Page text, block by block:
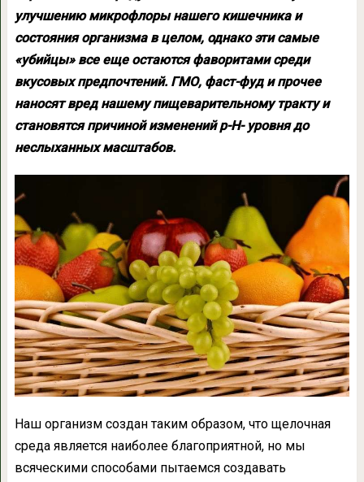
улучшению микрофлоры нашего кишечника и
состояния организма в целом, однако эти самые
«убийцы» все еще остаются фаворитами среди
вкусовых предпочтений. ГМО, фаст-фуд и прочее
наносят вред нашему пищеварительному тракту и
становятся причиной изменений p-H- уровня до
неслыханных масштабов.
Наш организм создан таким образом, что щелочная
среда является наиболее благоприятной, но мы
всяческими способами пытаемся создавать